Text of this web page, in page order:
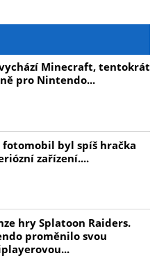
Minecraft, tentokrát
pro Nintendo...
fotomobil byl spíš hračka
zařízení....
hry Splatoon Raiders.
proměnilo svou